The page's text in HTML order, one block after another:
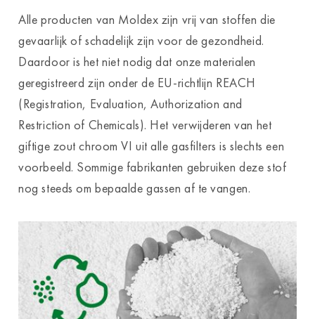
Alle producten van Moldex zijn vrij van stoffen die
gevaarlijk of schadelijk zijn voor de gezondheid.
Daardoor is het niet nodig dat onze materialen
geregistreerd zijn onder de EU-richtlijn REACH
(Registration, Evaluation, Authorization and
Restriction of Chemicals). Het verwijderen van het
giftige zout chroom VI uit alle gasfilters is slechts een
voorbeeld. Sommige fabrikanten gebruiken deze stof
nog steeds om bepaalde gassen af te vangen.